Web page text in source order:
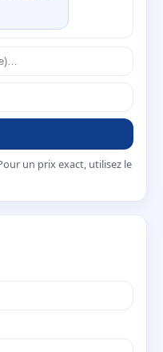
un prix exact, utilisez le